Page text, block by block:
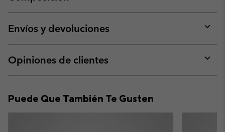
or
Envíos y devoluciones
or
Opiniones de clientes
or
Puede Que También Te Gusten